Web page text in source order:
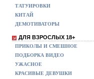
ТАТУИРОВКИ
КИТАЙ
ДЕМОТИВАТОРЫ
ДЛЯ ВЗРОСЛЫХ 18+
ПРИКОЛЫ И СМЕШНОЕ
ПОДБОРКА ВИДЕО
УЖАСНОЕ
КРАСИВЫЕ ДЕВУШКИ